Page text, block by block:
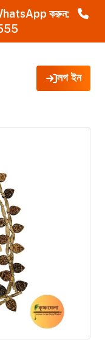
WhatsApp করুন:
লগ ইন